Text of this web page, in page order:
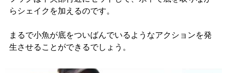
らシェイクを加えるのです。
まるで小魚が底をついばんでいるようなアクションを発
生させることができるでしょう。